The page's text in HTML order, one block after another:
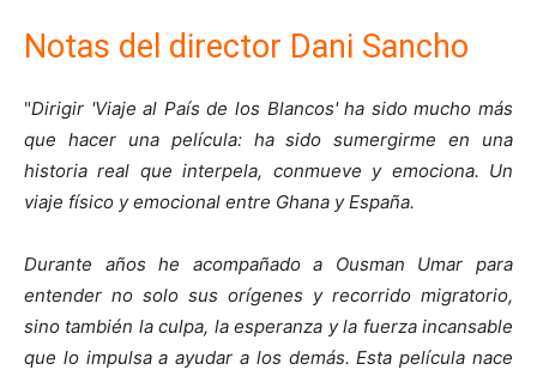
Notas del director Dani Sancho
"Dirigir 'Viaje al País de los Blancos' ha sido mucho más
que hacer una película: ha sido sumergirme en una
historia real que interpela, conmueve y emociona. Un
viaje físico y emocional entre Ghana y España.
Durante años he acompañado a Ousman Umar para
entender no solo sus orígenes y recorrido migratorio,
sino también la culpa, la esperanza y la fuerza incansable
que lo impulsa a ayudar a los demás. Esta película nace